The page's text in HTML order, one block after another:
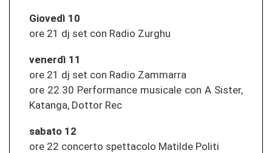
Giovedì 10
ore 21 dj set con Radio Zur­ghu
venerdì 11
ore 21 dj set con Radio Zam­mar­ra
ore 22.30 Per­for­man­ce mu­si­ca­le con A Sis­ter,
Katanga, Dot­tor Rec
sa­ba­to 12
ore 22 con­cer­to spet­ta­co­lo Ma­til­de Po­li­ti